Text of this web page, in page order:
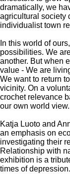
dramatically, we
agricultural society
individualist town
In this world of
possibilities. We
another. But when
value - We are
We want to return
vicinity. On a
crochet relevance
our own world view.
Katja Luoto and
an emphasis on
investigating their
Relationship with
exhibition is a
times of depression.